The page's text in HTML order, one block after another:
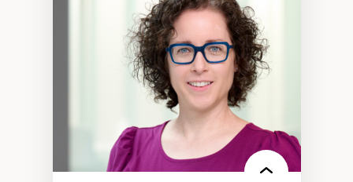
technologies et biotechnologies
Données ouvertes
Bioart, programmation et électronique
créatives
Histoire sociale et culturelle des
technologies numériques
Résistances et droits numériques
Internet des objets
Problématiques relatives à l’intelligence
artificielle, l’apprentissage machine et les
hautes technologies
Féminismes et nouvelles technologies